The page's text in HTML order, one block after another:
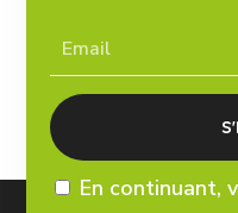
En continuant,